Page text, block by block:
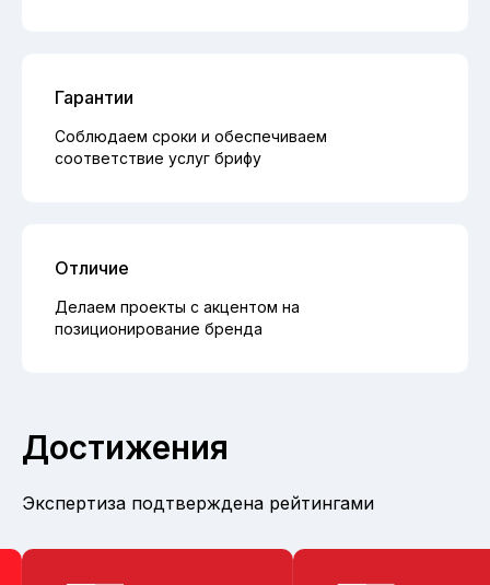
Гарантии
Соблюдаем сроки и обеспечиваем
соответствие услуг брифу
Отличие
Делаем проекты с акцентом на
позиционирование бренда
Достижения
Экспертиза подтверждена рейтингами